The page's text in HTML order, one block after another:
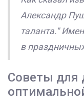
Александр
таланта."
в
Советы для